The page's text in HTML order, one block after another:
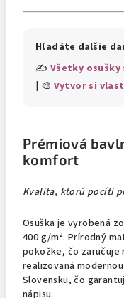
Hľadáte ďalšie
✍️ Všetky osušky
| 🎨 Vytvor si
Prémiová
komfort
Kvalita, ktorú pocíti
Osuška je vyrobená zo
400 g/m². Prírodný
pokožke, čo zaručuje
realizovaná
Slovensku, čo
nápisu.